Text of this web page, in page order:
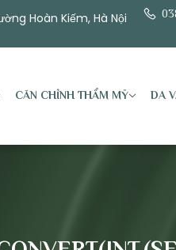
Hoàn Kiếm, Hà Nội
CĂN CHỈNH THẨM MỸ DA